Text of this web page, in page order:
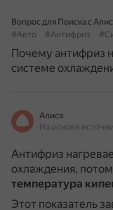
Вопрос для Поиска с
#Авто
#Антифриз
Почему антифриз
системе
Алиса
Антифриз
охлаждения,
температура
Этот показатель